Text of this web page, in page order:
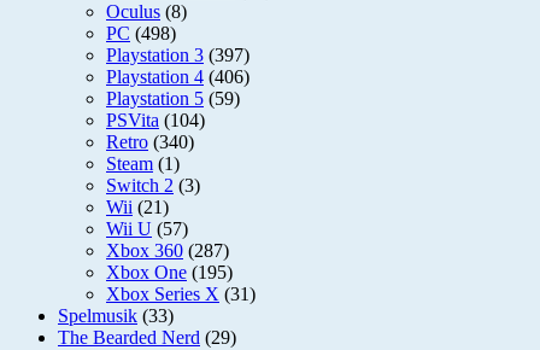
Oculus (8)
PC (498)
Playstation 3 (397)
Playstation 4 (406)
Playstation 5 (59)
PSVita (104)
Retro (340)
Steam (1)
Switch 2 (3)
Wii (21)
Wii U (57)
Xbox 360 (287)
Xbox One (195)
Xbox Series X (31)
Spelmusik (33)
The Bearded Nerd (29)